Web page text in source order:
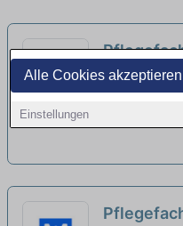
Alle Cookies akzeptieren
Einstellungen
oder
Augsburg